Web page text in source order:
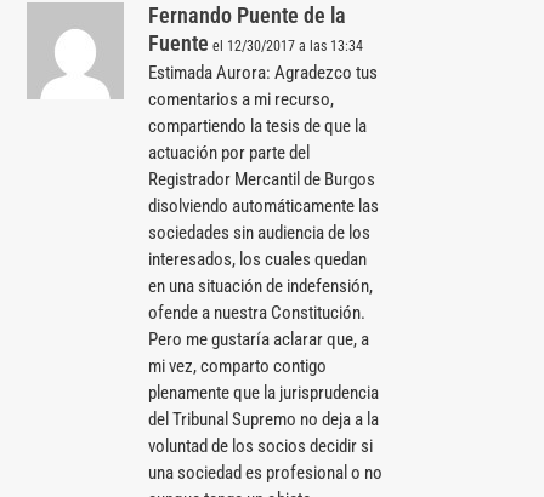
Fernando Puente de la
Fuente el 12/30/2017 a las 13:34
Estimada Aurora: Agradezco tus
comentarios a mi recurso,
compartiendo la tesis de que la
actuación por parte del
Registrador Mercantil de Burgos
disolviendo automáticamente las
sociedades sin audiencia de los
interesados, los cuales quedan
en una situación de indefensión,
ofende a nuestra Constitución.
Pero me gustaría aclarar que, a
mi vez, comparto contigo
plenamente que la jurisprudencia
del Tribunal Supremo no deja a la
voluntad de los socios decidir si
una sociedad es profesional o no